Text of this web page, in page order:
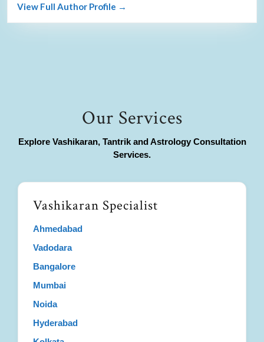
View Full Author Profile →
Our Services
Explore Vashikaran, Tantrik and Astrology Consultation
Services.
Vashikaran Specialist
Ahmedabad
Vadodara
Bangalore
Mumbai
Noida
Hyderabad